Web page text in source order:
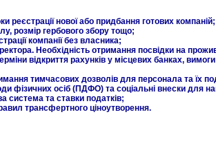
реєстрації нової або придбання готових
розмір гербового збору тощо;
компанії без власника;
Необхідність отримання посвідки на
відкриття рахунків у місцевих банках,
тимчасових дозволів для персонала та їх
фізичних осіб (ПДФО) та соціальні внески для
система та ставки податків;
трансфертного ціноутворення.